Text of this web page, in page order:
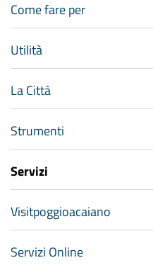
Come fare per
Utilità
La Città
Strumenti
Servizi
Visitpoggioacaiano
Servizi Online